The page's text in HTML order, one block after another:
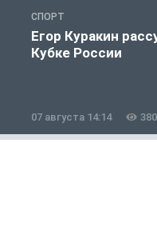
СПОРТ
Егор Куракин
Кубке России
07 августа 14:14 380